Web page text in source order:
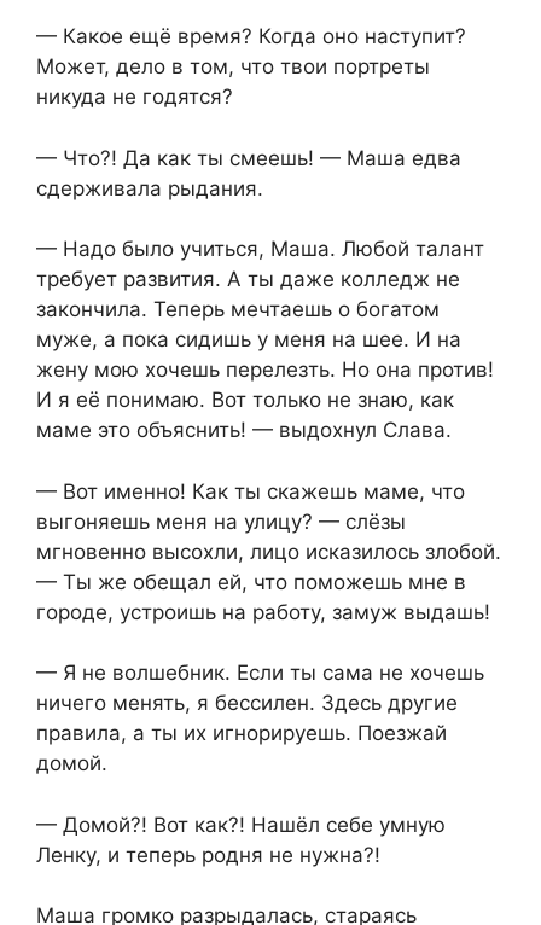
— Какое ещё время? Когда оно наступит?
Может, дело в том, что твои портреты
никуда не годятся?
— Что?! Да как ты смеешь! — Маша едва
сдерживала рыдания.
— Надо было учиться, Маша. Любой талант
требует развития. А ты даже колледж не
закончила. Теперь мечтаешь о богатом
муже, а пока сидишь у меня на шее. И на
жену мою хочешь перелезть. Но она против!
И я её понимаю. Вот только не знаю, как
маме это объяснить! — выдохнул Слава.
— Вот именно! Как ты скажешь маме, что
выгоняешь меня на улицу? — слёзы
мгновенно высохли, лицо исказилось злобой.
— Ты же обещал ей, что поможешь мне в
городе, устроишь на работу, замуж выдашь!
— Я не волшебник. Если ты сама не хочешь
ничего менять, я бессилен. Здесь другие
правила, а ты их игнорируешь. Поезжай
домой.
— Домой?! Вот как?! Нашёл себе умную
Ленку, и теперь родня не нужна?!
Маша громко разрыдалась, стараясь